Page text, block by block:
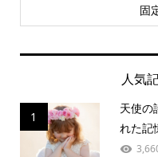
固
人気
1
天使の
れた記